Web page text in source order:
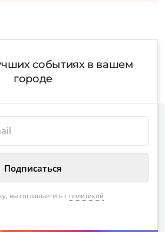
событиях в вашем
городе
вы соглашаетесь с политикой